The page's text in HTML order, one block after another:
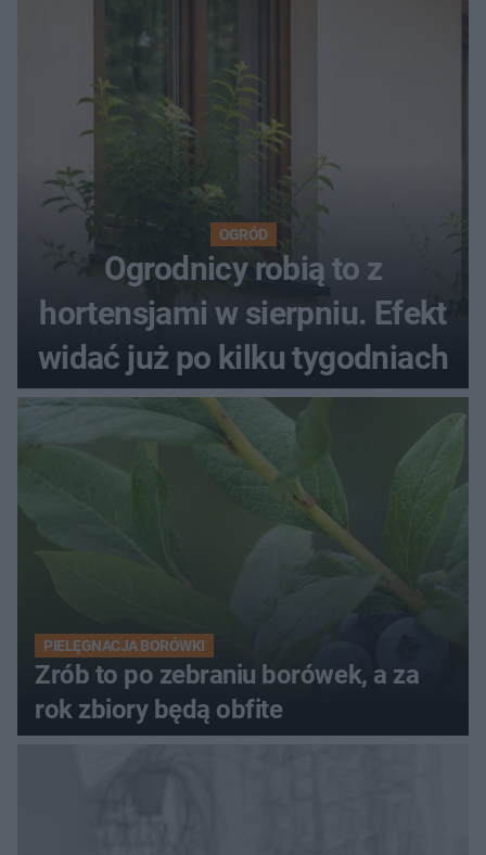
OGRÓD
Ogrodnicy robią to z
hortensjami w sierpniu. Efekt
widać już po kilku tygodniach
PIELĘGNACJA BORÓWKI
Zrób to po zebraniu borówek, a za
rok zbiory będą obfite